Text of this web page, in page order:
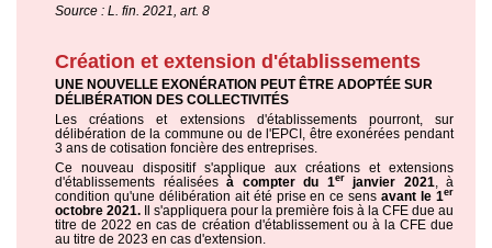
Source : L. fin. 2021, art. 8
Création et extension d'établissements
UNE NOUVELLE EXONÉRATION PEUT ÊTRE ADOPTÉE SUR
DÉLIBÉRATION DES COLLECTIVITÉS
Les créations et extensions d'établissements pourront, sur
délibération de la commune ou de l'EPCI, être exonérées pendant
3 ans de cotisation foncière des entreprises.
Ce nouveau dispositif s'applique aux créations et extensions
d'établissements réalisées à compter du 1erjanvier 2021 , à
condition qu'une délibération ait été prise en ce sensavant le 1er
octobre 2021. Il s'appliquera pour la première fois à la CFE due au
titre de 2022 en cas de création d'établissement ou à la CFE due
au titre de 2023 en cas d'extension.